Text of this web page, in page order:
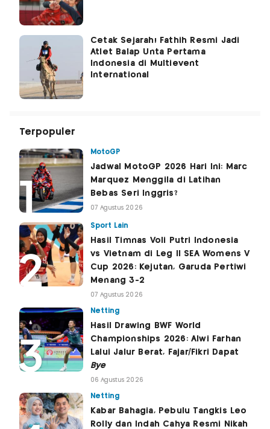
Cetak Sejarah! Fathih Resmi Jadi
Atlet Balap Unta Pertama
Indonesia di Multievent
International
Terpopuler
MotoGP
Jadwal MotoGP 2026 Hari Ini: Marc
Marquez Menggila di Latihan
Bebas Seri Inggris?
07 Agustus 2026
Sport Lain
Hasil Timnas Voli Putri Indonesia
vs Vietnam di Leg II SEA Womens V
Cup 2026: Kejutan, Garuda Pertiwi
Menang 3-2
07 Agustus 2026
Netting
Hasil Drawing BWF World
Championships 2026: Alwi Farhan
Lalui Jalur Berat, Fajar/Fikri Dapat
Bye
06 Agustus 2026
Netting
Kabar Bahagia, Pebulu Tangkis Leo
Rolly dan Indah Cahya Resmi Nikah